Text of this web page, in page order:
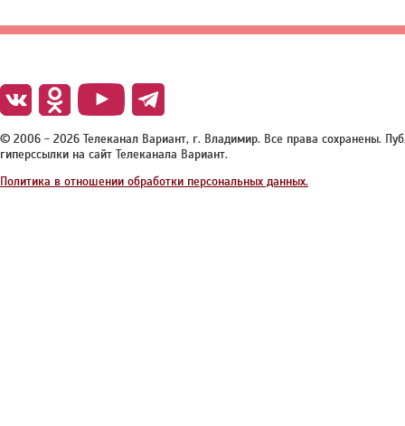
© 2006 - 2026 Телеканал Вариант, г. Владимир. Все права сохранены.
гиперссылки на сайт Телеканала Вариант.
Политика в отношении обработки персональных данных.